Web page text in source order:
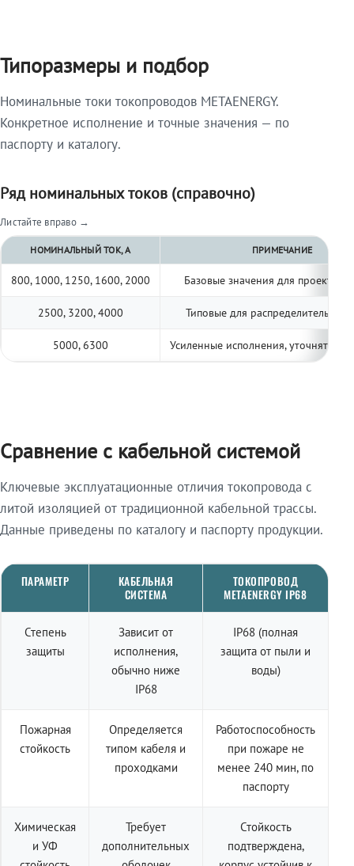
Типоразмеры и подбор
Номинальные токи токопроводов METAENERGY.
Конкретное исполнение и точные значения — по
паспорту и каталогу.
Ряд номинальных токов (справочно)
Листайте вправо →
НОМИНАЛЬНЫЙ ТОК, А ПРИМЕЧАНИЕ
800, 1000, 1250, 1600, 2000 Базовые значения для
2500, 3200, 4000 Типовые для распределительных
5000, 6300 Усиленные исполнения, уточнять по
Сравнение с кабельной системой
Ключевые эксплуатационные отличия токопровода с
литой изоляцией от традиционной кабельной трассы.
Данные приведены по каталогу и паспорту продукции.
ПАРАМЕТР
КАБЕЛЬНАЯ
СИСТЕМА
ТОКОПРОВОД
METAENERGY IP68
Степень
защиты
Зависит от
исполнения,
обычно ниже
IP68
IP68 (полная
защита от пыли и
воды)
Пожарная
стойкость
Определяется
типом кабеля и
проходками
Работоспособность
при пожаре не
менее 240 мин, по
паспорту
Химическая
и УФ
Требует
дополнительных
Стойкость
подтверждена,